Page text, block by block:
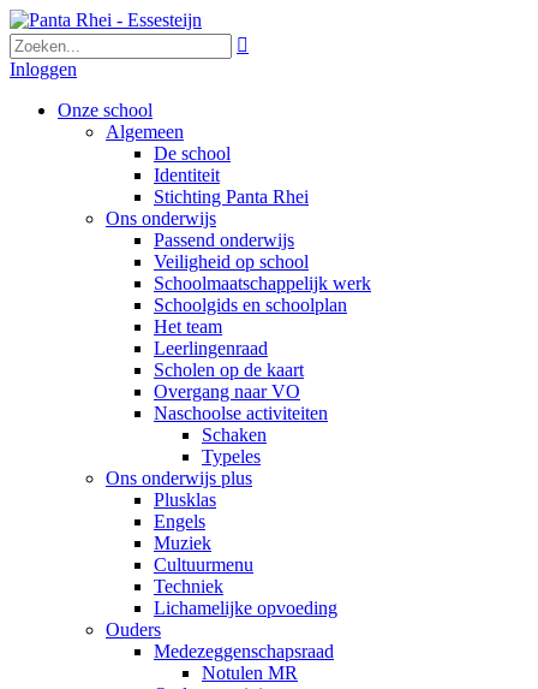

Inloggen
Onze school
Algemeen
De school
Identiteit
Stichting Panta Rhei
Ons onderwijs
Passend onderwijs
Veiligheid op school
Schoolmaatschappelijk werk
Schoolgids en schoolplan
Het team
Leerlingenraad
Scholen op de kaart
Overgang naar VO
Naschoolse activiteiten
Schaken
Typeles
Ons onderwijs plus
Plusklas
Engels
Muziek
Cultuurmenu
Techniek
Lichamelijke opvoeding
Ouders
Medezeggenschapsraad
Notulen MR